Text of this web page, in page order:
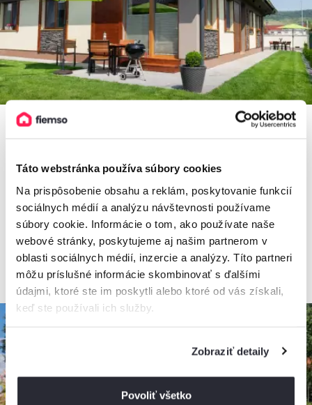
Táto webstránka používa súbory cookies
Na prispôsobenie obsahu a reklám, poskytovanie funkcií
sociálnych médií a analýzu návštevnosti používame
súbory cookie. Informácie o tom, ako používate naše
webové stránky, poskytujeme aj našim partnerom v
oblasti sociálnych médií, inzercie a analýzy. Títo partneri
môžu príslušné informácie skombinovať s ďalšími
údajmi, ktoré ste im poskytli alebo ktoré od vás získali,
keď ste používali ich služby.
Zobraziť detaily
Povoliť všetko
Apartmány Elejan
2 apartmány, 1 - 6 osôb, 48 - 49 m2
od65€ / noc